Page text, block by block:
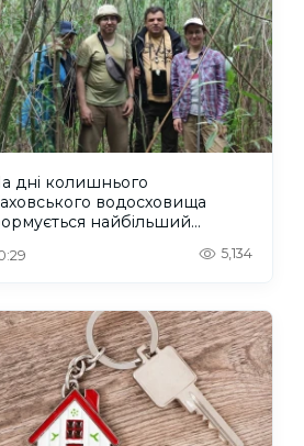
дні колишнього
водосховища
найбільший
5,134